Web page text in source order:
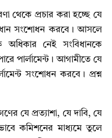
থেকে প্রচার করা হচ্ছে যে
সংশোধন করবে। আসলে
অধিকার নেই সংবিধানকে
পার্লামেন্ট। আগামীতে যে
সংশোধন করবে। প্রশ্ন
যে প্রত্যাশা, যে দাবি, যে
কমিশনের মাধ্যমে তুলে